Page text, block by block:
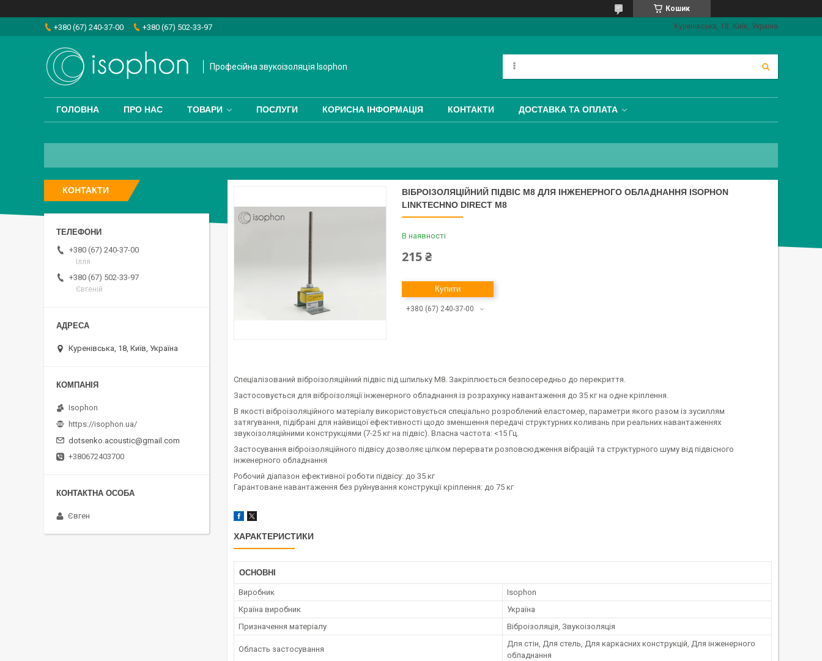
Кошик
+380 (67) 240-37-00 +380 (67) 502-33-97 Куренівська, 18, Київ, Україна
Професійна звукоізоляція Isophon
ГОЛОВНА ПРО НАС ТОВАРИ ПОСЛУГИ КОРИСНА ІНФОРМАЦІЯ КОНТАКТИ ДОСТАВКА ТА ОПЛАТА
ВІБРОІЗОЛЯЦІЙНИЙ ПІДВІС М8 ДЛЯ ІНЖЕНЕРНОГО ОБЛАДНАННЯ ISOPHON
LINKTECHNO DIRECT M8
В наявності
215 ₴
Купити
+380 (67) 240-37-00
Спеціалізований віброізоляційний підвіс під шпильку М8. Закріплюється безпосередньо до перекриття.
Застосовується для віброізоляції інженерного обладнання.із розрахунку навантаження до 35 кг на одне кріплення.
В якості віброізоляційного матеріалу використовується спеціально розроблений еластомер, параметри якого разом із зусиллям
затягування, підібрані для найвищої ефективності щодо зменшення передачі структурних коливань при реальних навантаженнях
звукоізоляційними конструкціями (7-25 кг на підвіс). Власна частота: <15 Гц.
Застосування віброізоляційного підвісу дозволяє цілком перервати розповсюдження вібрацій та структурного шуму від підвісного
інженерного обладнання
Робочий діапазон ефективної роботи підвісу: до 35 кг
Гарантоване навантаження без руйнування конструкції кріплення: до 75 кг
ХАРАКТЕРИСТИКИ
ОСНОВНІ
Виробник
Isophon
Країна виробник
Україна
Призначення матеріалу
Віброізоляція, Звукоізоляція
Область застосування
Для стін, Для стель, Для каркасних конструкцій, Для інженерного
обладнання
КОНТАКТИ
+380 (67) 240-37-00
Ілля
+380 (67) 502-33-97
Євгеній
Куренівська, 18, Київ, Україна
Isophon
https://isophon.ua/
dotsenko.acoustic@gmail.com
+380672403700
Євген